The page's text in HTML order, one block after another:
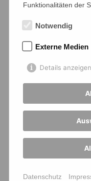
Funktionalitäten der
Notwendig
Externe Medien
Details
Datenschutz